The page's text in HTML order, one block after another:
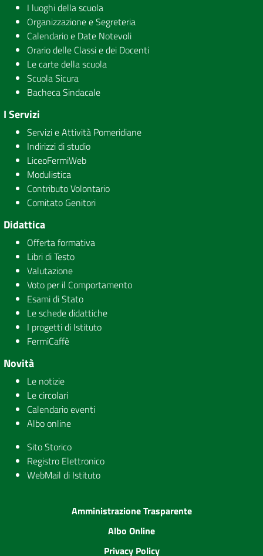
I luoghi della scuola
Organizzazione e Segreteria
Calendario e Date Notevoli
Orario delle Classi e dei Docenti
Le carte della scuola
Scuola Sicura
Bacheca Sindacale
I Servizi
Servizi e Attività Pomeridiane
Indirizzi di studio
LiceoFermiWeb
Modulistica
Contributo Volontario
Comitato Genitori
Didattica
Offerta formativa
Libri di Testo
Valutazione
Voto per il Comportamento
Esami di Stato
Le schede didattiche
I progetti di Istituto
FermiCaffè
Novità
Le notizie
Le circolari
Calendario eventi
Albo online
Sito Storico
Registro Elettronico
WebMail di Istituto
Amministrazione Trasparente
Albo Online
Privacy Policy